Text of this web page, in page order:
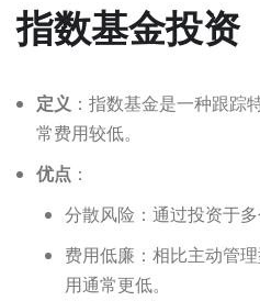
指数基金投资
定义 ：指数基金是一种跟踪
常费用较低。
优点 ：
分散风险：通过投资于多
费用低廉：相比主动管
用通常更低。